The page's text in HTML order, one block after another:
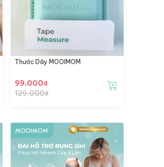
Thước Dây MOOIMOM
99,000₫
129,000₫